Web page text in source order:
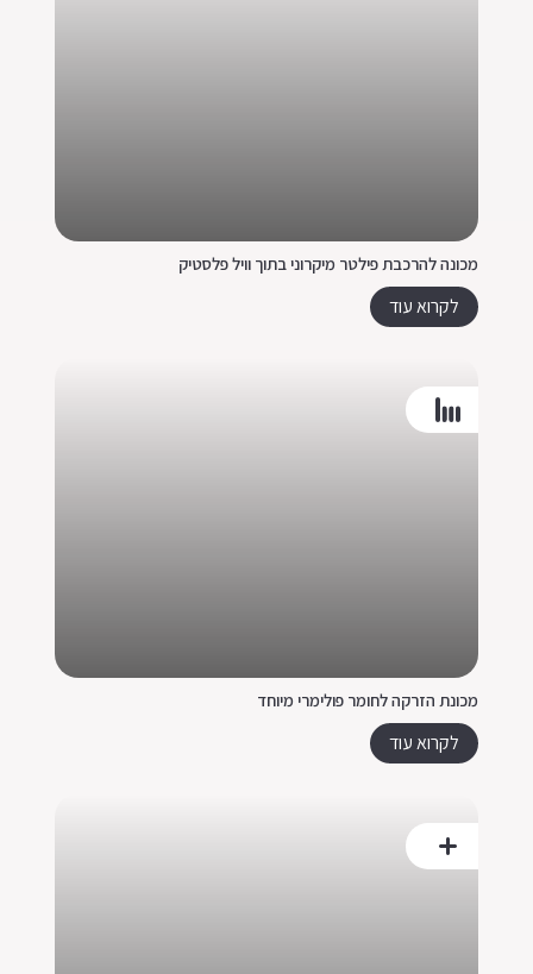
מכונה להרכבת פילטר מיקרוני בתוך וויל פלסטיק
לקרוא עוד
מכונת הזרקה לחומר פולימרי מיוחד
לקרוא עוד